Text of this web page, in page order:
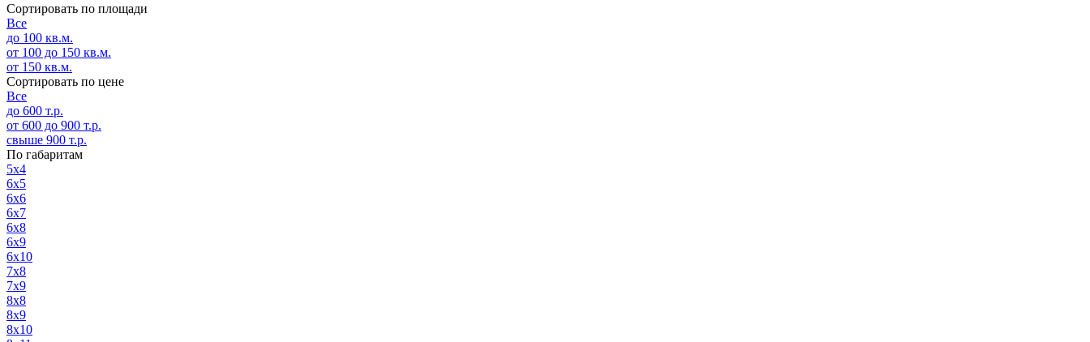
Сортировать по площади
Все
до 100 кв.м.
от 100 до 150 кв.м.
от 150 кв.м.
Сортировать по цене
Все
до 600 т.р.
от 600 до 900 т.р.
свыше 900 т.р.
По габаритам
5х4
6х5
6х6
6х7
6х8
6х9
6х10
7х8
7х9
8х8
8х9
8х10